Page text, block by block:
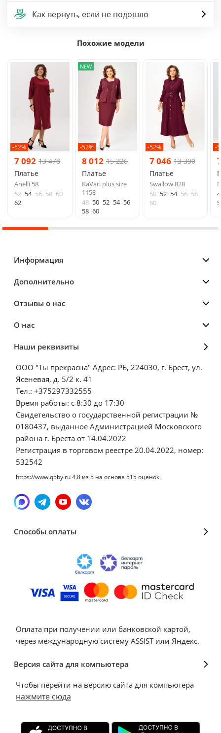
Как вернуть, если не подошло
Похожие модели
-52%
7 092 13 478
Платье
Anelli 58
52 54 56 58 60
62
NEW
-52%
8 012 15 226
Платье
KaVari plus size
1158
48 50 52 54 56
58 60
-52%
7 046 13 390
Платье
Swallow 828
50 52 54 56 58
60
-
Информация
Дополнительно
Отзывы о нас
О нас
Наши реквизиты
ООО "Ты прекрасна" Адрес: РБ, 224030, г. Брест, ул.
Ясеневая, д. 5/2 к. 41
Тел.: +375297332555
Время работы: с 8:30 до 17:30
Свидетельство о государственной регистрации №
0180437, выданное Администрацией Московского
района г. Бреста от 14.04.2022
Регистрация в торговом реестре 20.04.2022, номер:
532542
https://www.q5by.ru4.8 из5 на основе 515оценок.
Способы оплаты
Оплата при получении или банковской картой,
через международную систему ASSIST или Яндекс.
Версия сайта для компьютера
Чтобы перейти на версию сайта для компьютера
нажмите сюда